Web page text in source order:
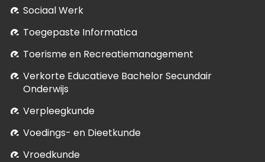
Sociaal Werk
Toegepaste Informatica
Toerisme en Recreatiemanagement
Verkorte Educatieve Bachelor Secundair
Onderwijs
Verpleegkunde
Voedings- en Dieetkunde
Vroedkunde